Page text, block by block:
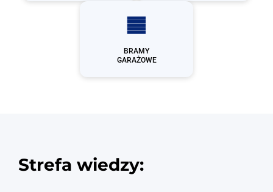
BRAMY
GARAŻOWE
Strefa wiedzy: